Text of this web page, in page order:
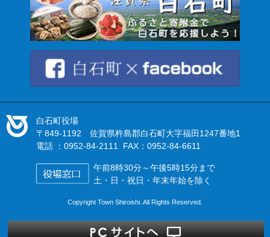
白石町役場
〒849-1192 佐賀県杵島郡白石町大字福田1247番地1
電話 ：0952-84-2111 FAX：0952-84-6611
午前8時30分～午後5時15分まで
土・日・祝日・年末年始を除く
Copyright Town Shiroishi. All Rights Reserved.